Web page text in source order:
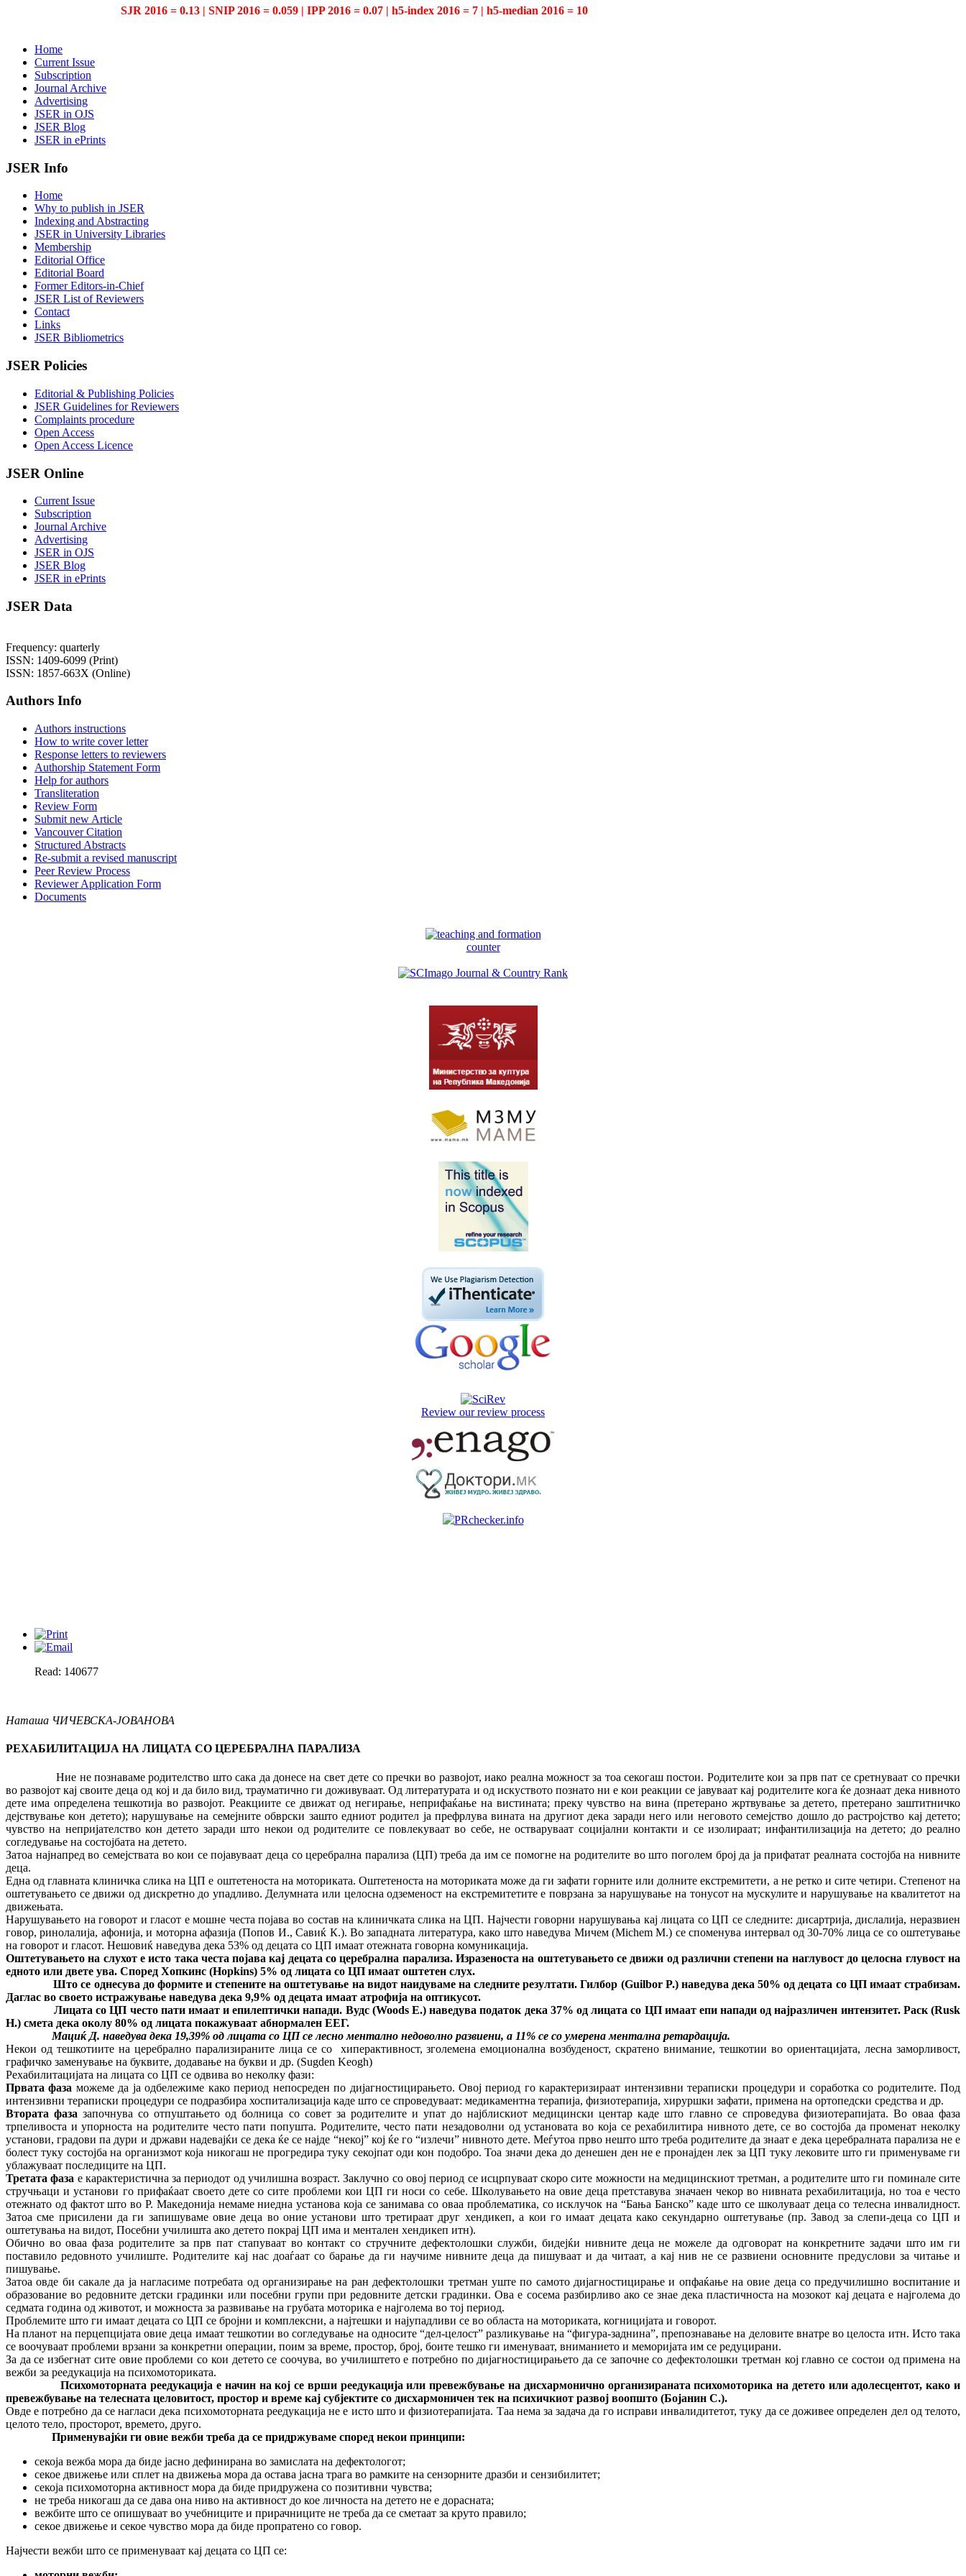
SJR 2016 = 0.13 | SNIP 2016 = 0.059 | IPP 2016 = 0.07 | h5-index 2016 = 7 | h5-median 2016 = 10
Home
Current Issue
Subscription
Journal Archive
Advertising
JSER in OJS
JSER Blog
JSER in ePrints
JSER Info
Home
Why to publish in JSER
Indexing and Abstracting
JSER in University Libraries
Membership
Editorial Office
Editorial Board
Former Editors-in-Chief
JSER List of Reviewers
Contact
Links
JSER Bibliometrics
JSER Policies
Editorial & Publishing Policies
JSER Guidelines for Reviewers
Complaints procedure
Open Access
Open Access Licence
JSER Online
Current Issue
Subscription
Journal Archive
Advertising
JSER in OJS
JSER Blog
JSER in ePrints
JSER Data
Frequency: quarterly
ISSN: 1409-6099 (Print)
ISSN: 1857-663X (Online)
Authors Info
Authors instructions
How to write cover letter
Response letters to reviewers
Authorship Statement Form
Help for authors
Transliteration
Review Form
Submit new Article
Vancouver Citation
Structured Abstracts
Re-submit a revised manuscript
Peer Review Process
Reviewer Application Form
Documents
counter
Review our review process
Read: 140677
Наташа ЧИЧЕВСКА-ЈОВАНОВА
РЕХАБИЛИТАЦИЈА НА ЛИЦАТА СО ЦЕРЕБРАЛНА ПАРАЛИЗА
Ние не познаваме родителство што сака да донесе на свет дете со пречки во развојот, иако реална можност за тоа секогаш постои. Родителите кои за прв пат се сретнуваат со пречки
во развојот кај своите деца од кој и да било вид, трауматично ги доживуваат. Од литературата и од искуството познато ни е кои реакции се јавуваат кај родителите кога ќе дознаат дека нивното
дете има определена тешкотија во развојот. Реакциите се движат од негирање, неприфаќање на вистината; преку чувство на вина (претерано жртвување за детето, претерано заштитничко
дејствување кон детето); нарушување на семејните обврски зашто едниот родител ја префрлува вината на другиот дека заради него или неговото семејство дошло до растројство кај детето;
чувство на непријателство кон детето заради што некои од родителите се повлекуваат во себе, не остваруваат социјални контакти и се изолираат; инфантилизација на детето; до реално
согледување на состојбата на детето.
Затоа најнапред во семејствата во кои се појавуваат деца со церебрална парализа (ЦП) треба да им се помогне на родителите во што поголем број да ја прифатат реалната состојба на нивните
деца.
Една од главната клиничка слика на ЦП е оштетеноста на моториката. Оштетеноста на моториката може да ги зафати горните или долните екстремитети, а не ретко и сите четири. Степенот на
оштетувањето се движи од дискретно до упадливо. Делумната или целосна одземеност на екстремитетите е поврзана за нарушување на тонусот на мускулите и нарушување на квалитетот на
движењата.
Нарушувањето на говорот и гласот е мошне честа појава во состав на клиничката слика на ЦП. Најчести говорни нарушувања кај лицата со ЦП се следните: дисартрија, дислалија, неразвиен
говор, ринолалија, афонија, и моторна афазија (Попов И., Савиќ К.). Во западната литература, како што наведува Мичем (Michem M.) се споменува интервал од 30-70% лица се со оштетување
на говорот и гласот. Нешовиќ наведува дека 53% од децата со ЦП имаат отежната говорна комуникација.
Оштетувањето на слухот е исто така честа појава кај децата со церебрална парализа. Изразеноста на оштетувањето се движи од различни степени на наглувост до целосна глувост на
едното или двете ува. Според Хопкинс (Hopkins) 5% од лицата со ЦП имаат оштетен слух.
Што се однесува до формите и степените на оштетување на видот наидуваме на следните резултати. Гилбор (Guilbor P.)наведува дека 50% од децата со ЦП имаат страбизам.
Даглас во своето истражување наведува дека 9,9% од децата имаат атрофија на оптикусот.
Лицата со ЦП често пати имаат и епилептички напади. Вудс (Woods E.) наведува податок дека 37% од лицата со ЦП имаат епи напади од најразличен интензитет. Раск (Rusk
H.) смета дека околу 80% од лицата покажуваат абнормален ЕЕГ.
Мациќ Д. наведува дека 19,39% од лицата со ЦП се лесно ментално недоволно развиени, а 11% се со умерена ментална ретардација.
Некои од тешкотиите на церебрално парализираните лица се со хиперактивност, зголемена емоционална возбуденост, скратено внимание, тешкотии во ориентацијата, лесна заморливост,
графичко заменување на буквите, додавање на букви и др. (Sugden Keogh)
Рехабилитацијата на лицата со ЦП се одвива во неколку фази:
Првата фаза можеме да ја одбележиме како период непосреден по дијагностицирањето. Овој период го карактеризираат интензивни тераписки процедури и соработка со родителите. Под
интензивни тераписки процедури се подразбира хоспитализација каде што се спроведуваат: медикаментна терапија, физиотерапија, хируршки зафати, примена на ортопедски средства и др.
Втората фаза започнува со отпуштањето од болница со совет за родителите и упат до најблискиот медицински центар каде што главно се спроведува физиотерапијата. Во оваа фаза
трпеливоста и упорноста на родителите често пати попушта. Родителите, често пати незадоволни од установата во која се рехабилитира нивното дете, се во состојба да променат неколку
установи, градови па дури и држави надевајќи се дека ќе се најде “некој” кој ќе го “излечи” нивното дете. Меѓутоа прво нешто што треба родителите да знаат е дека церебралната парализа не е
болест туку состојба на организмот која никогаш не прогредира туку секојпат оди кон подобро. Тоа значи дека до денешен ден не е пронајден лек за ЦП туку лековите што ги применуваме ги
ублажуваат последиците на ЦП.
Третата фаза е карактеристична за периодот од училишна возраст. Заклучно со овој период се исцрпуваат скоро сите можности на медицинскиот третман, а родителите што ги поминале сите
стручњаци и установи го прифаќаат своето дете со сите проблеми кои ЦП ги носи со себе. Школувањето на овие деца претставува значаен чекор во нивната рехабилитација, но тоа е често
отежнато од фактот што во Р. Македонија немаме ниедна установа која се занимава со оваа проблематика, со исклучок на “Бања Банско” каде што се школуваат деца со телесна инвалидност.
Затоа сме присилени да ги запишуваме овие деца во оние установи што третираат друг хендикеп, а кои го имаат децата како секундарно оштетување (пр. Завод за слепи-деца со ЦП и
оштетувања на видот, Посебни училишта ако детето покрај ЦП има и ментален хендикеп итн).
Обично во оваа фаза родителите за прв пат стапуваат во контакт со стручните дефектолошки служби, бидејќи нивните деца не можеле да одговорат на конкретните задачи што им ги
поставило редовното училиште. Родителите кај нас доаѓаат со барање да ги научиме нивните деца да пишуваат и да читаат, а кај нив не се развиени основните предуслови за читање и
пишување.
Затоа овде би сакале да ја нагласиме потребата од организирање на ран дефектолошки третман уште по самото дијагностицирање и опфаќање на овие деца со предучилишно воспитание и
образование во редовните детски градинки или посебни групи при редовните детски градинки. Ова е сосема разбирливо ако се знае дека пластичноста на мозокот кај децата е најголема до
седмата година од животот, и можноста за развивање на грубата моторика е најголема во тој период.
Проблемите што ги имаат децата со ЦП се бројни и комплексни, а најтешки и најупадливи се во областа на моториката, когницијата и говорот.
На планот на перцепцијата овие деца имаат тешкотии во согледување на односите “дел-целост” разликување на “фигура-заднина”, препознавање на деловите внатре во целоста итн. Исто така
се воочуваат проблеми врзани за конкретни операции, поим за време, простор, број, боите тешко ги именуваат, вниманието и меморијата им се редуцирани.
За да се избегнат сите овие проблеми со кои детето се соочува, во училиштето е потребно по дијагностицирањето да се започне со дефектолошки третман кој главно се состои од примена на
вежби за реедукација на психомоториката.
Психомоторната реедукација е начин на кој се врши реедукација или превежбување на дисхармонично организираната психомоторика на детето или адолесцентот, како и
превежбување на телесната целовитост, простор и време кај субјектите со дисхармоничен тек на психичкиот развој воопшто (Бојанин С.).
Овде е потребно да се нагласи дека психомоторната реедукација не е исто што и физиотерапијата. Таа нема за задача да го исправи инвалидитетот, туку да се доживее определен дел од телото,
целото тело, просторот, времето, друго.
Применувајќи ги овие вежби треба да се придржуваме според некои принципи:
секоја вежба мора да биде јасно дефинирана во замислата на дефектологот;
секое движење или сплет на движења мора да остава јасна трага во рамките на сензорните дразби и сензибилитет;
секоја психомоторна активност мора да биде придружена со позитивни чувства;
не треба никогаш да се дава она ниво на активност до кое личноста на детето не е дорасната;
вежбите што се опишуваат во учебниците и прирачниците не треба да се сметаат за круто правило;
секое движење и секое чувство мора да биде пропратено со говор.
Најчести вежби што се применуваат кај децата со ЦП се: